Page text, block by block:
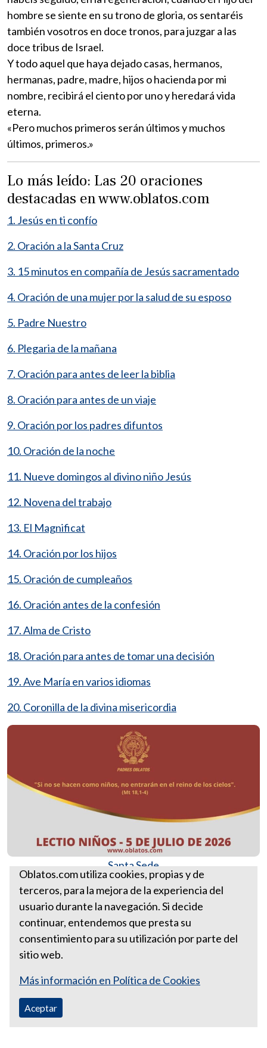
hombre se siente en su trono de gloria, os sentaréis
también vosotros en doce tronos, para juzgar a las
doce tribus de Israel.
Y todo aquel que haya dejado casas, hermanos,
hermanas, padre, madre, hijos o hacienda por mi
nombre, recibirá el ciento por uno y heredará vida
eterna.
«Pero muchos primeros serán últimos y muchos
últimos, primeros.»
Lo más leído: Las 20 oraciones
destacadas en www.oblatos.com
1. Jesús en ti confío
2. Oración a la Santa Cruz
3. 15 minutos en compañía de Jesús sacramentado
4. Oración de una mujer por la salud de su esposo
5. Padre Nuestro
6. Plegaria de la mañana
7. Oración para antes de leer la biblia
8. Oración para antes de un viaje
9. Oración por los padres difuntos
10. Oración de la noche
11. Nueve domingos al divino niño Jesús
12. Novena del trabajo
13. El Magnificat
14. Oración por los hijos
15. Oración de cumpleaños
16. Oración antes de la confesión
17. Alma de Cristo
18. Oración para antes de tomar una decisión
19. Ave María en varios idiomas
20. Coronilla de la divina misericordia
Santa Sede
Más Lectios Divinas para niños
Lectio-niños 5 de julio de 2026
Oblatos.com utiliza cookies, propias y de
terceros, para la mejora de la experiencia del
usuario durante la navegación. Si decide
continuar, entendemos que presta su
consentimiento para su utilización por parte del
sitio web.
Más información en Política de Cookies
Aceptar